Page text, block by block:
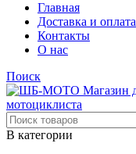
Главная
Доставка и оплата
Контакты
О нас
Поиск
В категории